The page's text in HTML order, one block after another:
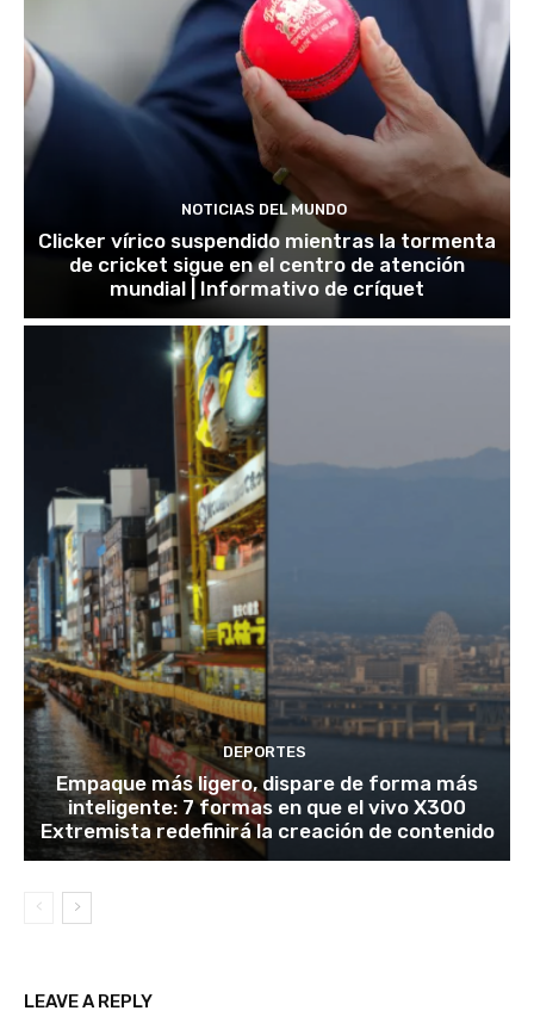
NOTICIAS DEL MUNDO
Clicker vírico suspendido mientras la tormenta
de cricket sigue en el centro de atención
mundial | Informativo de críquet
DEPORTES
Empaque más ligero, dispare de forma más
inteligente: 7 formas en que el vivo X300
Extremista redefinirá la creación de contenido
LEAVE A REPLY